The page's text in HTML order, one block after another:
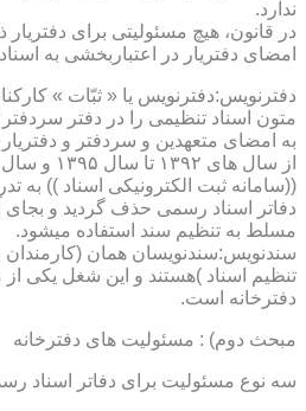
ندارد.
در قانون، هیچ مسئولیتی برای
امضای دفتریار در اعتباربخشی به
دفترنویس:دفترنویس یا « ثبّات »
متون اسناد تنظیمی را در دفتر
به امضای متعهدین و سردفتر و
از سال های
((سامانه ثبت الکترونیکی اسناد )) به
دفاتر اسناد رسمی حذف گردید و بجای
مسلط به تنظیم سند استفاده میشود.
سندنویس:سندنویسان همان (کارمندان
تنظیم اسناد )هستند و این شغل یکی
دفترخانه است.
مبحث دوم) : مسئولیت های دفترخانه
سه نوع مسئولیت برای دفاتر اسناد